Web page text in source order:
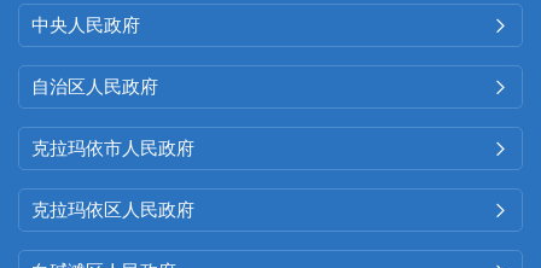
础设施规范建设程度。
三是政府信息依申请公开情
况。全年未收到政府信息公开申
请，无依申请公开信息。本年度
没有发生有关政府信息公开收费
的情况。
中央人民政府 
自治区人民政府 
克拉玛依市人民政府 
克拉玛依区人民政府 